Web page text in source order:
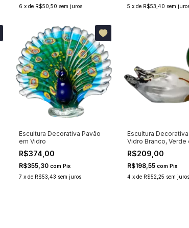
6 xde R$50,50 sem juros
5 x de R$53,40 sem
Escultura Decorativa Pavão
em Vidro
R$374,00
R$355,30com Pix
7 xde R$53,43 sem juros
Escultura
Vidro Branco, Verde
Vermelho 9cm
R$209,00
R$198,55 com Pix
4 x de R$52,25 sem juros